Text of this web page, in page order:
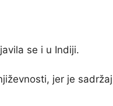
se i u Indiji.
jer je